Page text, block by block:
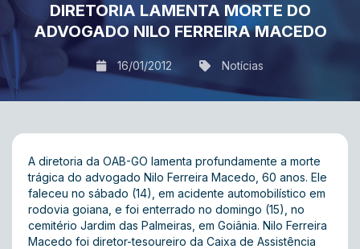
DIRETORIA LAMENTA MORTE DO
ADVOGADO NILO FERREIRA MACEDO
16/01/2012 Notícias
A diretoria da OAB-GO lamenta profundamente a morte
trágica do advogado Nilo Ferreira Macedo, 60 anos. Ele
faleceu no sábado (14), em acidente automobilístico em
rodovia goiana, e foi enterrado no domingo (15), no
cemitério Jardim das Palmeiras, em Goiânia. Nilo Ferreira
Macedo foi diretor-tesoureiro da Caixa de Assistência